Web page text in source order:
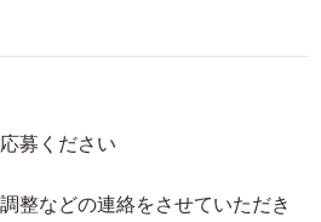
募ください
整などの連絡をさせていただき